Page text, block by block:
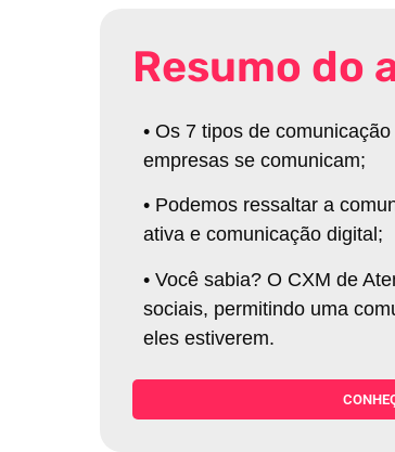
Resumo do
• Os 7 tipos de
empresas se comunicam;
• Podemos ressaltar a
ativa e comunicação digital ;
• Você sabia? O CXM de
sociais, permitindo uma
eles estiverem.